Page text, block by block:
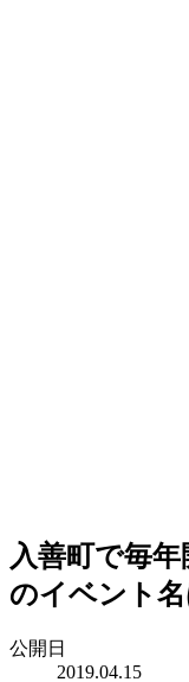
入善町で毎
のイベント
公開日
2019.04.15